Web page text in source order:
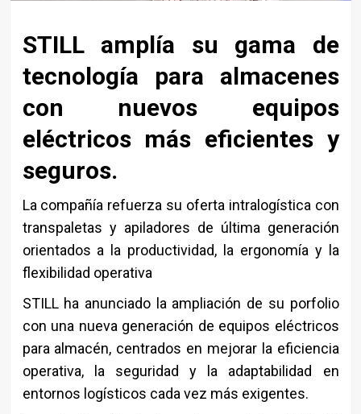
STILL amplía su gama de
tecnología para almacenes
con nuevos equipos
eléctricos más eficientes y
seguros.
La compañía refuerza su oferta intralogística con
transpaletas y apiladores de última generación
orientados a la productividad, la ergonomía y la
flexibilidad operativa
STILLha anunciado la ampliación de su porfolio
con una nueva generación de equipos eléctricos
para almacén, centrados en mejorar la eficiencia
operativa, la seguridad y la adaptabilidad en
entornos logísticos cada vez más exigentes.